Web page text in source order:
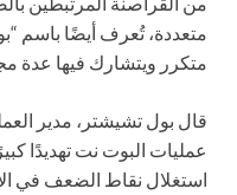
متعددة، تُعرف أيضًا باسم
متكرر ويتشارك فيها عدة
قال بول تشيشتر، مدير
عمليات البوت نت تهديدًا
استغلال نقاط الضعف في